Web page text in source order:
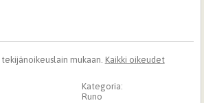
mukaan. Kaikki oikeudet
Kategoria:
Runo